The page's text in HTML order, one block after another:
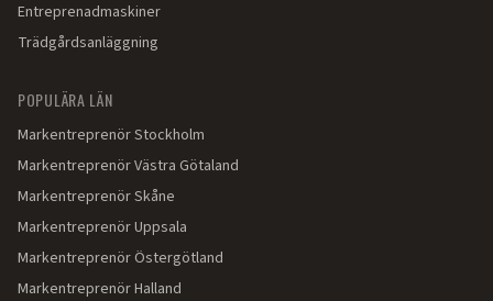
Entreprenadmaskiner
Trädgårdsanläggning
POPULÄRA LÄN
MarkentreprenörStockholm
MarkentreprenörVästra Götaland
MarkentreprenörSkåne
MarkentreprenörUppsala
MarkentreprenörÖstergötland
MarkentreprenörHalland